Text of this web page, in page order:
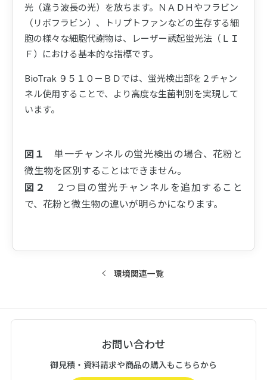
光（違う波長の光）を放ちます。ＮＡＤＨやフラビン
（リボフラビン）、トリプトファンなどの生存する細
胞の様々な細胞代謝物は、レーザー誘起蛍光法（ＬＩ
Ｆ）における基本的な指標です。
BioTrak ９５１０－ＢＤでは、蛍光検出部を２チャン
ネル使用することで、より高度な生菌判別を実現して
います。
図１
単一チャンネルの蛍光検出の場合、花粉と
微生物を区別することはできません。
図２
２つ目の蛍光チャンネルを追加すること
で、花粉と微生物の違いが明らかになります。
環境関連一覧
お問い合わせ
御見積・資料請求や商品の購入もこちらから